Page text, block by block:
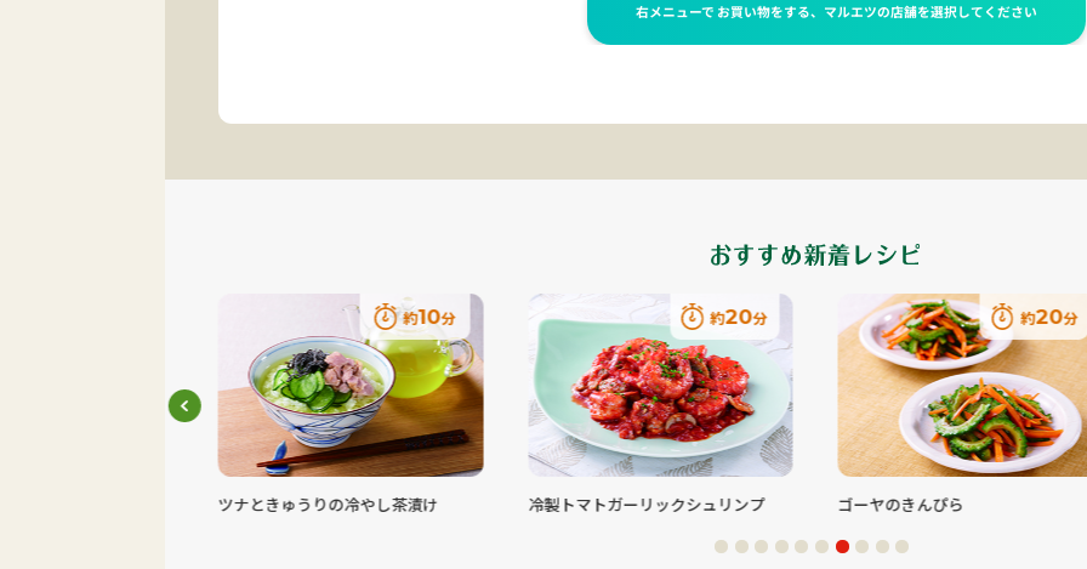
約10分
ツナときゅうりの冷やし茶漬け
約20分
冷製トマトガーリックシュリンプ
約20分
ゴーヤのきんぴら